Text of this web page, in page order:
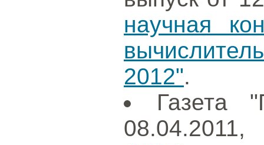
научная
2012".
Газета